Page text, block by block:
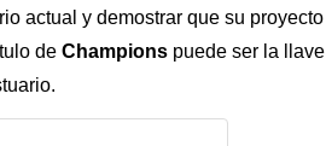
actual y demostrar que su proyecto
de Champions puede ser la llave